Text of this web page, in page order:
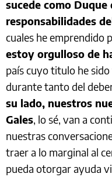
sucede como
responsabilidades
cuales he emprendido
estoy orgulloso de
país cuyo titulo he
durante tanto del
su lado, nuestros
Gales, lo sé, van a
nuestras
traer a lo marginal al
pueda otorgar ayuda